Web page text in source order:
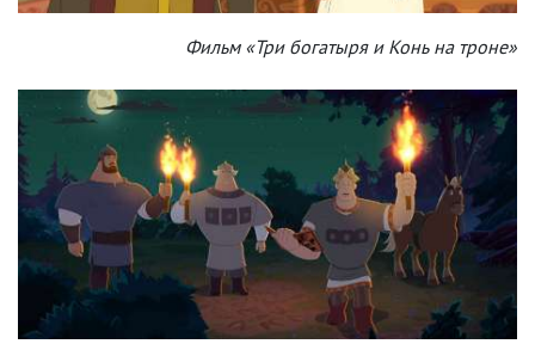
Фильм «Три богатыря и Конь на троне»